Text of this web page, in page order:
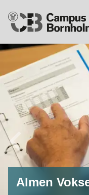
Campus
Bornholm
Forrige
Almen